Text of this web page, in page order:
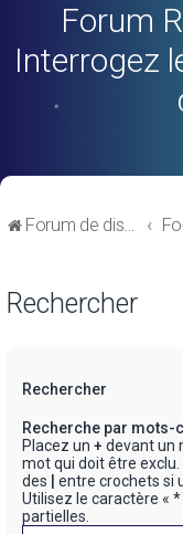
Forum
Interrogez
Forum de discussions sur le Regroupement de Crédits et le Rachat de Crédits
Rechercher
Rechercher
Recherche par mots-
Placez un + devant un
mot qui doit être
des
entre crochets si
Utilisez le caractère «
partielles.